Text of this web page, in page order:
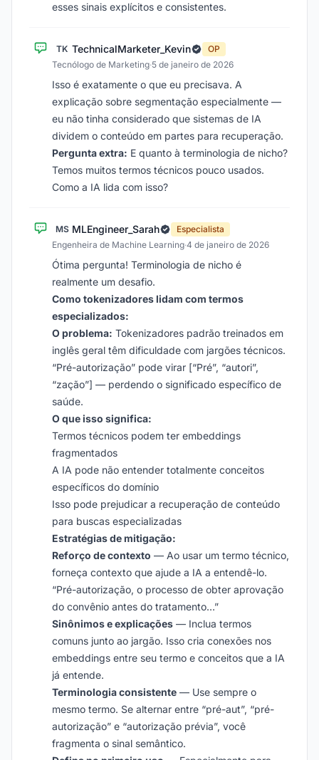
esses sinais explícitos e consistentes.
TK TechnicalMarketer_Kevin
OP
Tecnólogo de Marketing·5 de janeiro de 2026
Isso é exatamente o que eu precisava. A
explicação sobre segmentação especialmente —
eu não tinha considerado que sistemas de IA
dividem o conteúdo em partes para recuperação.
Pergunta extra: E quanto à terminologia de nicho?
Temos muitos termos técnicos pouco usados.
Como a IA lida com isso?
MS MLEngineer_Sarah
Especialista
Engenheira de Machine Learning·4 de janeiro de 2026
Ótima pergunta! Terminologia de nicho é
realmente um desafio.
Como tokenizadores lidam com termos
especializados:
O problema: Tokenizadores padrão treinados em
inglês geral têm dificuldade com jargões técnicos.
“Pré-autorização” pode virar [“Pré”, “autori”,
“zação”] — perdendo o significado específico de
saúde.
O que isso significa:
Termos técnicos podem ter embeddings
fragmentados
A IA pode não entender totalmente conceitos
específicos do domínio
Isso pode prejudicar a recuperação de conteúdo
para buscas especializadas
Estratégias de mitigação:
Reforço de contexto — Ao usar um termo técnico,
forneça contexto que ajude a IA a entendê-lo.
“Pré-autorização, o processo de obter aprovação
do convênio antes do tratamento…”
Sinônimos e explicações — Inclua termos
comuns junto ao jargão. Isso cria conexões nos
embeddings entre seu termo e conceitos que a IA
já entende.
Terminologia consistente — Use sempre o
mesmo termo. Se alternar entre “pré-aut”, “pré-
autorização” e “autorização prévia”, você
fragmenta o sinal semântico.